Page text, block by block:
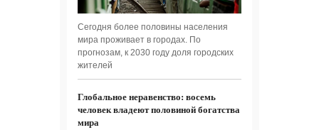
Сегодня более половины населения
мира проживает в городах. По
прогнозам, к 2030 году доля городских
жителей
Глобальное неравенство: восемь
человек владеют половиной богатства
мира